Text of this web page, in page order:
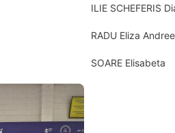
ILIE SCHEFERIS
RADU Eliza
SOARE Elisabeta